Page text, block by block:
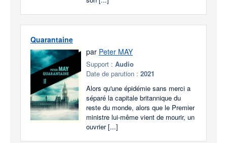
Quarantaine
par Peter MAY
Support : Audio
Date de parution : 2021
Alors qu'une épidémie sans merci a
séparé la capitale britannique du
reste du monde, alors que le Premier
ministre lui-même vient de mourir, un
ouvrier [...]